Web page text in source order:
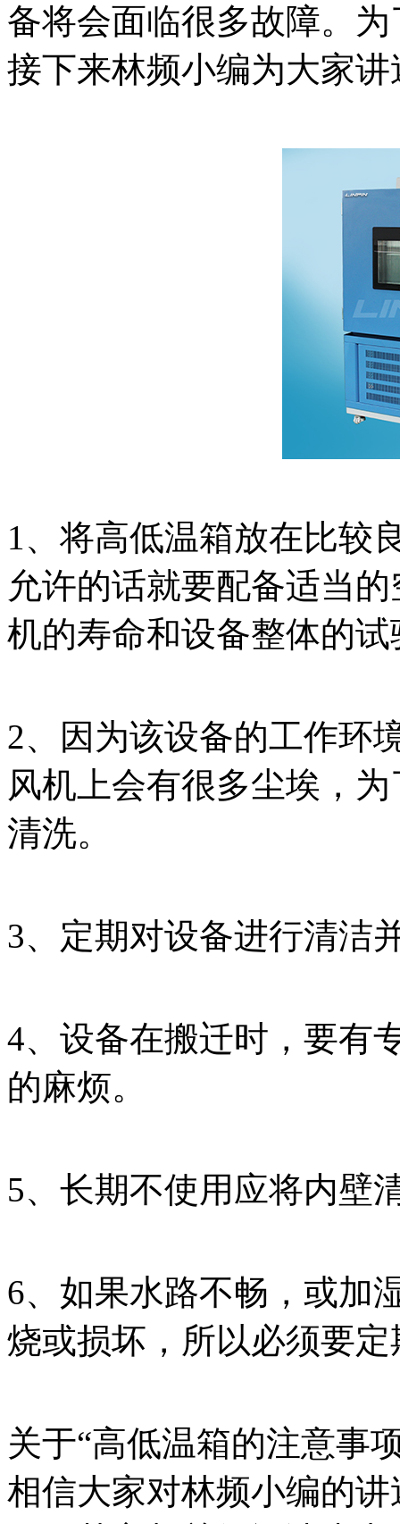
备将会面临很多故障。
接下来林频小编为大家
1、将高低温箱放在比较
允许的话就要配备适当
机的寿命和设备整体的
2、因为该设备的工作环
风机上会有很多尘埃，
清洗。
3、定期对设备进行清洁
4、设备在搬迁时，要有
的麻烦。
5、长期不使用应将内壁
6、如果水路不畅，或加
烧或损坏，所以必须要
关于“高低温箱的注意事
相信大家对林频小编的